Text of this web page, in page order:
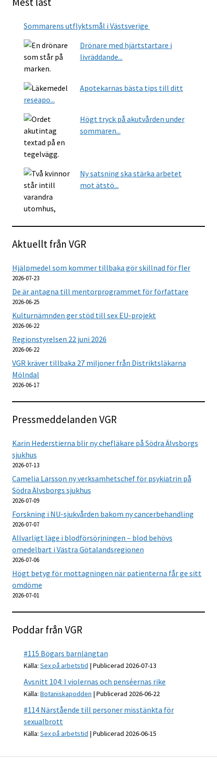
Sommarens utflyktsmål i Västsverige
Drönare med hjärtstartare i
livräddande...
Apotekarnas bästa tips till ditt
reseapo...
Högt tryck på akutvården under
sommaren...
Ny satsning ska stärka arbetet
mot ätstö...
Aktuellt från VGR
Hjälpmedel som kommer tillbaka gör skillnad för fler
2026-07-23
De är antagna till mentorprogrammet för författare
2026-06-25
Kulturnämnden ger stöd till sex EU-projekt
2026-06-22
Regionstyrelsen 22 juni 2026
2026-06-22
VGR kräver tillbaka 27 miljoner från Distriktsläkarna
Mölndal
2026-06-17
Pressmeddelanden VGR
Karin Hederstierna blir ny chefläkare på Södra Älvsborgs
sjukhus
2026-07-13
Camelia Larsson ny verksamhetschef för psykiatrin på
Södra Älvsborgs sjukhus
2026-07-09
Forskning i NU-sjukvården bakom ny cancerbehandling
2026-07-07
Allvarligt läge i blodförsörjningen – blod behövs
omedelbart i Västra Götalandsregionen
2026-07-06
Högt betyg för mottagningen när patienterna får ge sitt
omdöme
2026-07-01
Poddar från VGR
#115 Bögars barnlängtan
Källa: Sex på arbetstid Publicerad 2026-07-13
Avsnitt 104: I violernas och penséernas rike
Källa: Botaniskapodden Publicerad 2026-06-22
#114 Närstående till personer misstänkta för
sexualbrott
Källa: Sex på arbetstid Publicerad 2026-06-15